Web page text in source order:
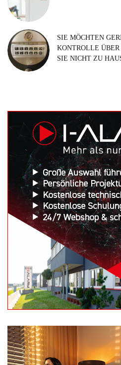
SIE MÖCHTEN
KONTROLLE
SIE NICHT ZU